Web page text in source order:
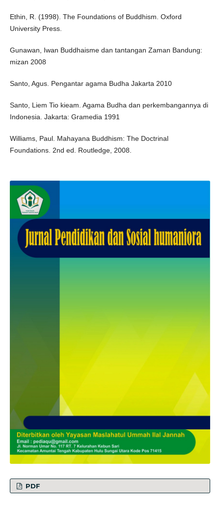
Ethin, R. (1998). The Foundations of Buddhism. Oxford
University Press.
Gunawan, Iwan Buddhaisme dan tantangan Zaman Bandung:
mizan 2008
Santo, Agus. Pengantar agama Budha Jakarta 2010
Santo, Liem Tio kieam. Agama Budha dan perkembangannya di
Indonesia. Jakarta: Gramedia 1991
Williams, Paul. Mahayana Buddhism: The Doctrinal
Foundations. 2nd ed. Routledge, 2008.
PDF